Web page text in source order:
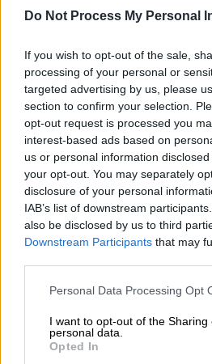
Do Not Process My Personal
If you wish to opt-out of the sale,
processing of your personal or
targeted advertising by us, please
section to confirm your selection.
opt-out request is processed you
interest-based ads based on
us or personal information
your opt-out. You may separately
disclosure of your personal
IAB’s list of downstream
also be disclosed by us to third
Downstream Participants that may
Please note that this website/app
not limited to your visit or usage
grant or deny consent to Google
use your data for below specified
Personal Data Processing Opt
I want to opt-out of the Sharing
personal data.
Opted In
ΕΚΡΗΞΗ ΑΥΤΟΣΧΕΔΙΟΥ
ΓΥΝΑΙΚΑ ΣΕ ΥΠΟΚΑΤΑΣΤΗΜΑ
Προσθέστε το
Μετρένοέφτασαν στη
εκρηκτικά για τη βόβμα
38χρονηκοντά σεΑΤΜ και
θανάσιμο τραυματισμό
Σύμφωνα με το MEGA,ο
Αθήνα στηΘεσσαλονίκη
ΔΙΑΒΑΣΤΕ ΕΠΙΣΗΣ